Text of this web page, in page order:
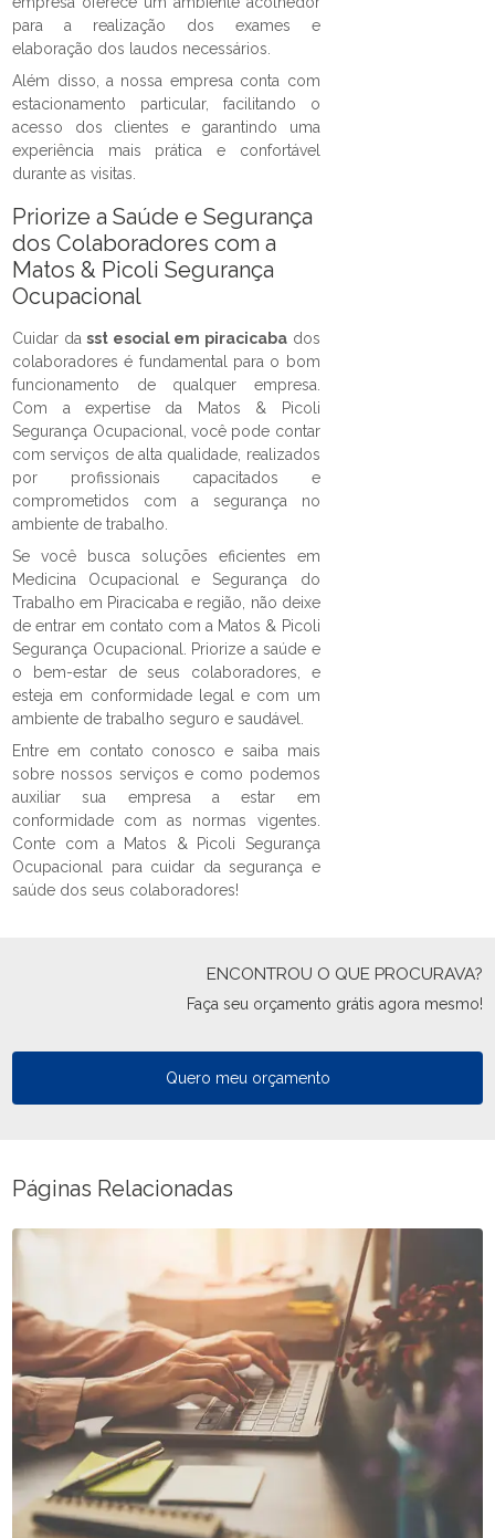
para a realização dos exames e
elaboração dos laudos necessários.
Além disso, a nossa empresa conta com
estacionamento particular, facilitando o
acesso dos clientes e garantindo uma
experiência mais prática e confortável
durante as visitas.
Priorize a Saúde e Segurança
dos Colaboradores com a
Matos & Picoli Segurança
Ocupacional
Cuidar dasst esocial em piracicaba dos
colaboradores é fundamental para o bom
funcionamento de qualquer empresa.
Com a expertise da Matos & Picoli
Segurança Ocupacional, você pode contar
com serviços de alta qualidade, realizados
por profissionais capacitados e
comprometidos com a segurança no
ambiente de trabalho.
Se você busca soluções eficientes em
Medicina Ocupacional e Segurança do
Trabalho em Piracicaba e região, não deixe
de entrar em contato com a Matos & Picoli
Segurança Ocupacional. Priorize a saúde e
o bem-estar de seus colaboradores, e
esteja em conformidade legal e com um
ambiente de trabalho seguro e saudável.
Entre em contato conosco e saiba mais
sobre nossos serviços e como podemos
auxiliar sua empresa a estar em
conformidade com as normas vigentes.
Conte com a Matos & Picoli Segurança
Ocupacional para cuidar da segurança e
saúde dos seus colaboradores!
ENCONTROU O QUE PROCURAVA?
Faça seu orçamento grátis agora mesmo!
Quero meu orçamento
Páginas Relacionadas